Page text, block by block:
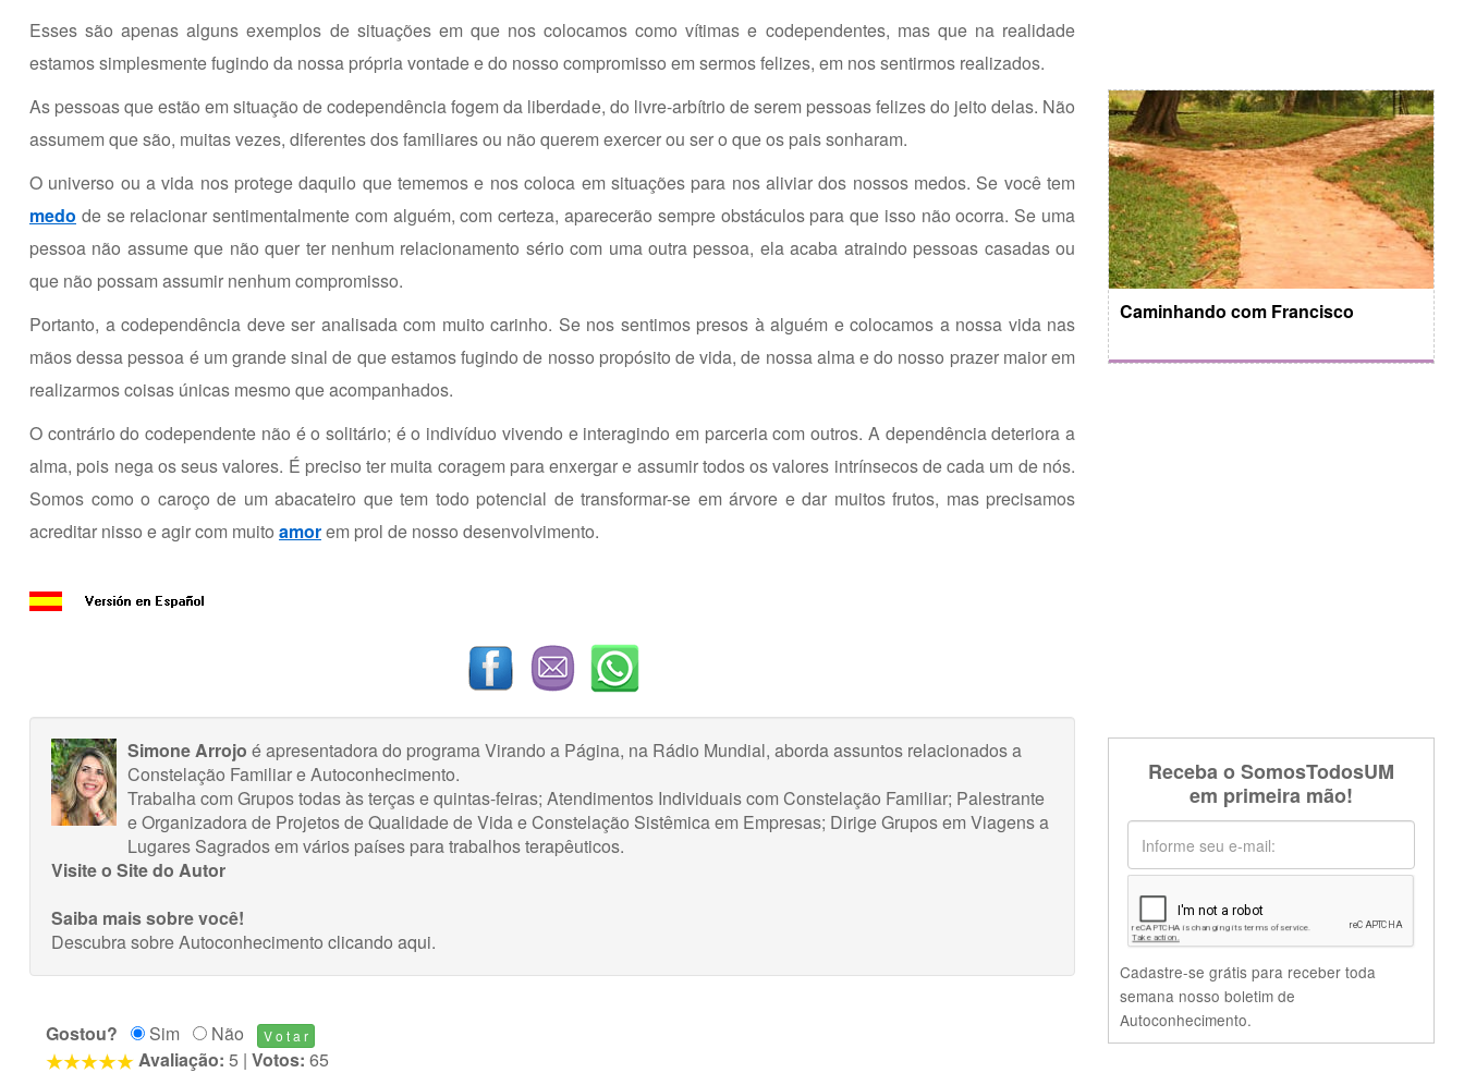
Esses são apenas alguns exemplos de situações em que nos colocamos como vítimas e codependentes, mas que na realidade
estamos simplesmente fugindo da nossa própria vontade e do nosso compromisso em sermos felizes, em nos sentirmos realizados.
As pessoas que estão em situação de codependência fogem da liberdade, do livre-arbítrio de serem pessoas felizes do jeito delas. Não
assumem que são, muitas vezes, diferentes dos familiares ou não querem exercer ou ser o que os pais sonharam.
O universo ou a vida nos protege daquilo que tememos e nos coloca em situações para nos aliviar dos nossos medos. Se você tem
medo de se relacionar sentimentalmente com alguém, com certeza, aparecerão sempre obstáculos para que isso não ocorra. Se uma
pessoa não assume que não quer ter nenhum relacionamento sério com uma outra pessoa, ela acaba atraindo pessoas casadas ou
que não possam assumir nenhum compromisso.
Portanto, a codependência deve ser analisada com muito carinho. Se nos sentimos presos à alguém e colocamos a nossa vida nas
mãos dessa pessoa é um grande sinal de que estamos fugindo de nosso propósito de vida, de nossa alma e do nosso prazer maior em
realizarmos coisas únicas mesmo que acompanhados.
O contrário do codependente não é o solitário; é o indivíduo vivendo e interagindo em parceria com outros. A dependência deteriora a
alma, pois nega os seus valores. É preciso ter muita coragem para enxergar e assumir todos os valores intrínsecos de cada um de nós.
Somos como o caroço de um abacateiro que tem todo potencial de transformar-se em árvore e dar muitos frutos, mas precisamos
acreditar nisso e agir com muito amorem prol de nosso desenvolvimento.
Simone Arrojo é apresentadora do programa Virando a Página, na Rádio Mundial, aborda assuntos relacionados a
Constelação Familiar e Autoconhecimento.
Trabalha com Grupos todas às terças e quintas-feiras; Atendimentos Individuais com Constelação Familiar; Palestrante
e Organizadora de Projetos de Qualidade de Vida e Constelação Sistêmica em Empresas; Dirige Grupos em Viagens a
Lugares Sagrados em vários países para trabalhos terapêuticos.
Visite o Site do Autor
Saiba mais sobre você!
Descubra sobre Autoconhecimento clicando aqui.
Gostou? Sim
Não
Avaliação: 5 | Votos: 65
Caminhando com Francisco
Receba o SomosTodosUM
em primeira mão!
Cadastre-se grátis para receber toda
semana nosso boletim de
Autoconhecimento.